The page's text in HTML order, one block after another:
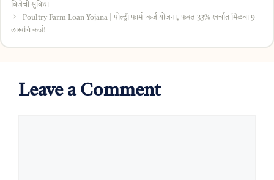
विजेची सुविधा
Poultry Farm Loan Yojana | पोल्ट्री फार्म कर्ज योजना, फक्त 33% खर्चात मिळवा 9
लाखांचं कर्ज!
Leave a Comment